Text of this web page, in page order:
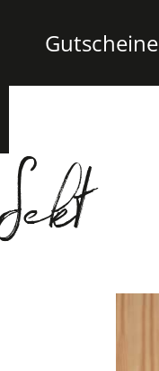
Gutscheine